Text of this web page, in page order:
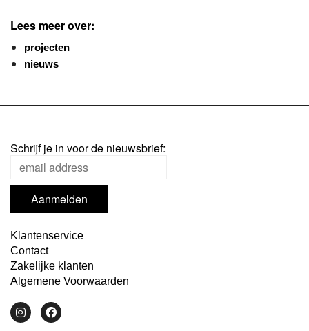
Lees meer over:
projecten
nieuws
Schrijf je in voor de nieuwsbrief:
Klantenservice
Contact
Zakelijke klanten
Algemene Voorwaarden